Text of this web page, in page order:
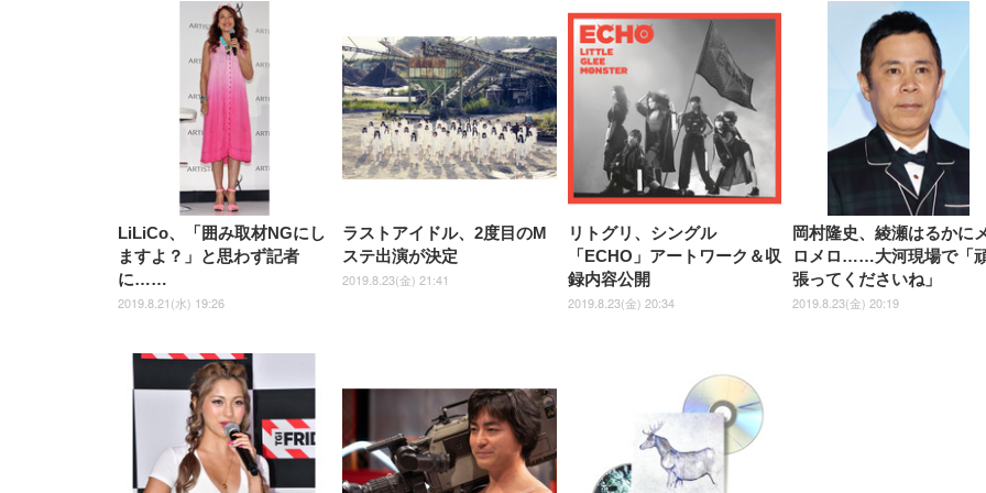
LiLiCo、「囲み取材NGにし
ますよ？」と思わず記者
に……
2019.8.21(水) 19:26
ラストアイドル、2度目のM
ステ出演が決定
2019.8.23(金) 21:41
リトグリ、シングル
「ECHO」アートワーク＆収
録内容公開
2019.8.23(金) 20:34
岡村隆史、綾瀬はるかに
ロメロ……大河現場で「
張ってくださいね」
2019.8.23(金) 20:19